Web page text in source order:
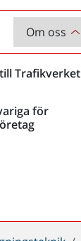
Om oss
Trafikverket
för